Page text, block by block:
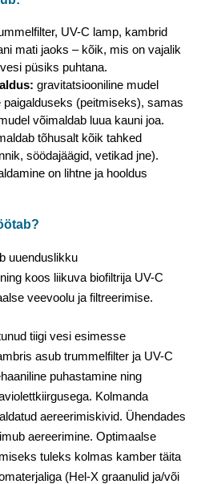
UV-C lamp, kambrid
mati jaoks – kõik, mis on vajalik
püsiks puhtana.
gravitatsiooniline mudel
paigalduseks (peitmiseks), samas
võimaldab luua kauni joa.
tõhusalt kõik tahked
söödajäägid, vetikad jne).
on lihtne ja hooldus
uuenduslikku
koos liikuva biofiltrija UV-C
veevoolu ja filtreerimise.
tiigi vesi esimesse
asub trummelfilter ja UV-C
puhastamine ning
Kolmanda
aereerimiskivid. Ühendades
aereerimine. Optimaalse
tuleks kolmas kamber täita
(Hel-X graanulid ja/või